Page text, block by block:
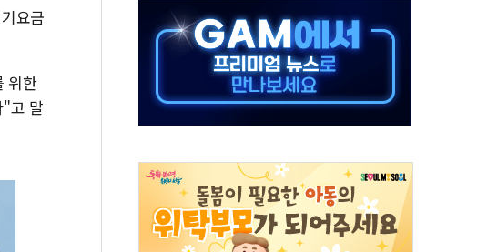
대상 '멘탈케어 박람회 행복약국' 개최
아, 상반기 영업이익 20억원·전년比 100%↑
부, 신청사 부지 '부산 동구' 낙점…북항에 짓는다
물 화재…점포 8곳 전소 3.8억 재산 피해
요금
위한
"고 말